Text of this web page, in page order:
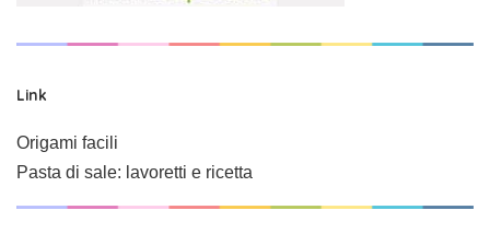
Link
Origami facili
Pasta di sale: lavoretti e ricetta